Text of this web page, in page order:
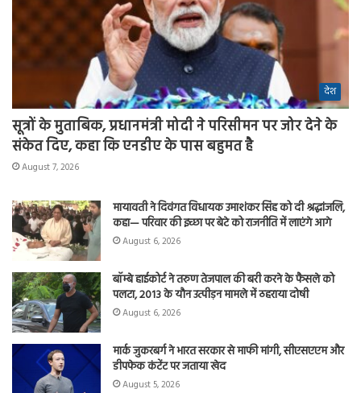
देश
सूत्रों के मुताबिक, प्रधानमंत्री मोदी ने परिसीमन पर जोर देने के
संकेत दिए, कहा कि एनडीए के पास बहुमत है
August 7, 2026
मायावती ने दिवंगत विधायक उमाशंकर सिंह को दी श्रद्धांजलि,
कहा— परिवार की इच्छा पर बेटे को राजनीति में लाएंगे आगे
August 6, 2026
बॉम्बे हाईकोर्ट ने तरुण तेजपाल की बरी करने के फैसले को
पलटा, 2013 के यौन उत्पीड़न मामले में ठहराया दोषी
August 6, 2026
मार्क जुकरबर्ग ने भारत सरकार से माफी मांगी, सीएसएएम और
डीपफेक कंटेंट पर जताया खेद
August 5, 2026